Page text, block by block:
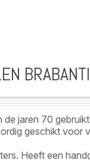
de jaren 70
geschikt voor
Heeft een